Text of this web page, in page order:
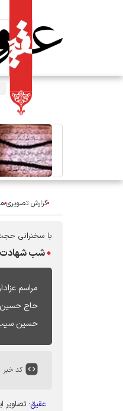
گزارش تصویری
با سخنرانی
شب شهادت
مراسم
حاج حسین
حسین سیب
کد خبر
عقیق: تصاویر